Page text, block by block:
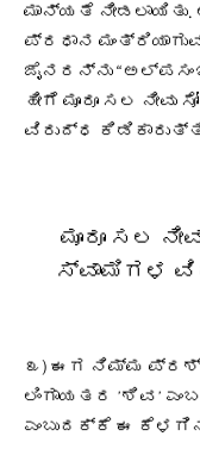
ಮಾನ್ಯತೆ
ಪ್ರಧಾನ
ಜೈನರನ್ನು
ಹೀಗೆ ಮೂರೂ ಸಲ
ವಿರುದ್ಧ
ಮೂರೂ ಸಲ
ಸ್ವಾಮಿಗಳ
೩) ಈಗ ನಿಮ್ಮ
ಲಿಂಗಾಯತರ ʼಶಿವʼ
ಎಂಬುದಕ್ಕೆ ಈ